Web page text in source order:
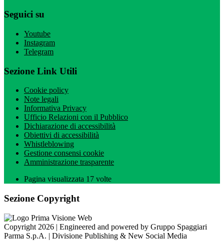
Seguici su
Youtube
Instagram
Telegram
Sezione Link Utili
Cookie policy
Note legali
Informativa Privacy
Ufficio Relazioni con il Pubblico
Dichiarazione di accessibilità
Obiettivi di accessibilità
Whistleblowing
Gestione consensi cookie
Amministrazione trasparente
Pagina visualizzata 17 volte
Sezione Copyright
Copyright 2026 | Engineered and powered by Gruppo Spaggiari
Parma S.p.A. | Divisione Publishing & New Social Media